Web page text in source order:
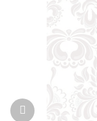
Další
produkt